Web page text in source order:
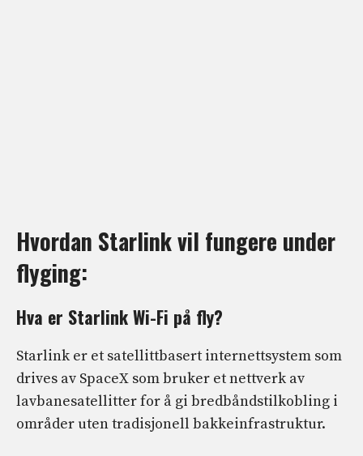
Hvordan Starlink vil fungere under
flyging:
Hva er Starlink Wi-Fi på fly?
Starlink er et satellittbasert internettsystem som
drives av SpaceX som bruker et nettverk av
lavbanesatellitter for å gi bredbåndstilkobling i
områder uten tradisjonell bakkeinfrastruktur.